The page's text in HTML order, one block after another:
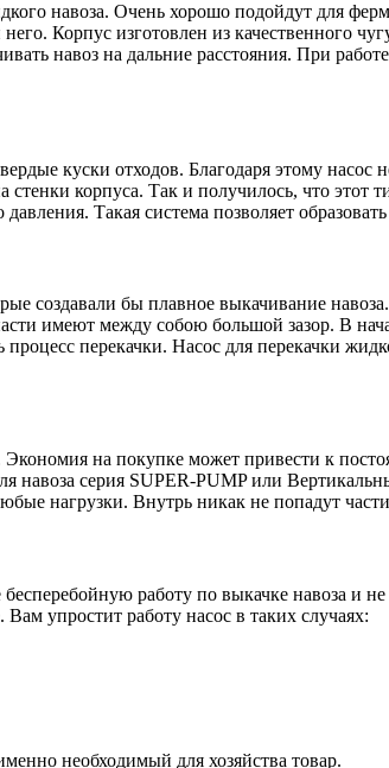
навоза. Очень хорошо подойдут для
Корпус изготовлен из качественного
навоз на дальние расстояния. При работе
куски отходов. Благодаря этому насос
корпуса. Так и получилось, что этот
Такая система позволяет
создавали бы плавное выкачивание
имеют между собою большой зазор. В
перекачки. Насос для перекачки
на покупке может привести к
навоза серия SUPER-PUMP или
нагрузки. Внутрь никак не попадут
работу по выкачке навоза и
упростит работу насос в таких случаях:
необходимый для хозяйства товар.